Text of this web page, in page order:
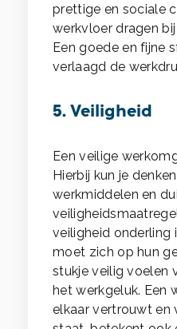
prettige en sociale
werkvloer dragen
Een goede en fijne
verlaagd de
5. Veiligheid
Een veilige
Hierbij kun je
werkmiddelen en
veiligheid onderling
moet zich op hun
stukje veilig voelen
het werkgeluk. Een
elkaar vertrouwt en